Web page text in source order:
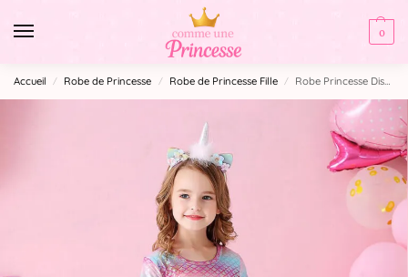
0
Accueil / Robe de Princesse / Robe de Princesse Fille / Robe Princesse Disney